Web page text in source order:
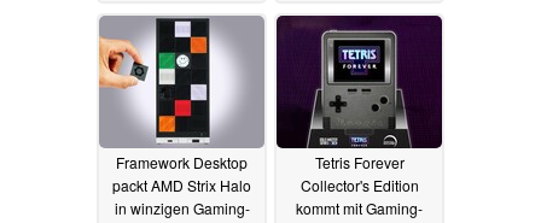
21.02.2026
Framework Desktop
packt AMD Strix Halo
in winzigen Gaming-
Tetris Forever
Collector's Edition
kommt mit Gaming-